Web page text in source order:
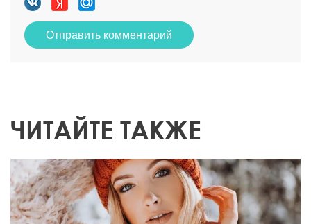
Отправить комментарий
ЧИТАЙТЕ ТАКЖЕ